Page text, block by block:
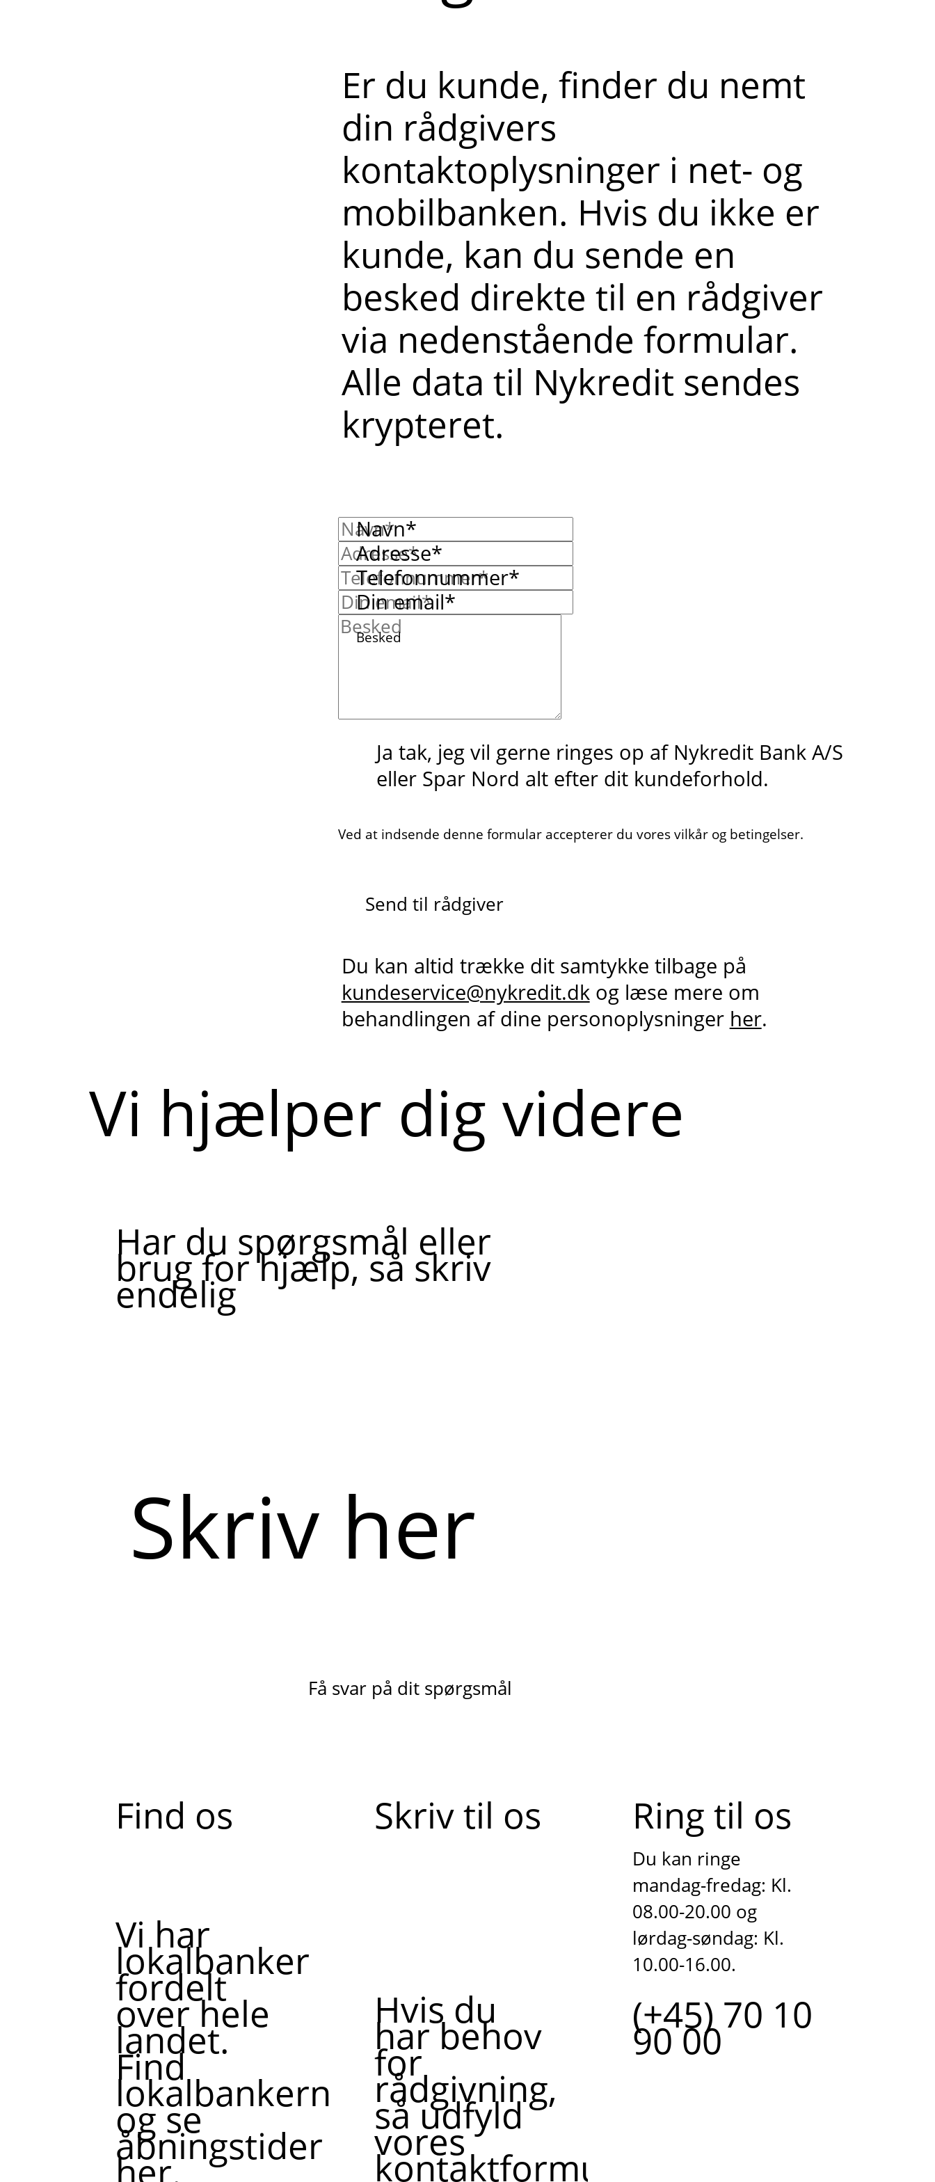
Er du kunde, finder du nemt
din rådgivers
kontaktoplysninger i net- og
mobilbanken. Hvis du ikke er
kunde, kan du sende en
besked direkte til en rådgiver
via nedenstående formular.
Alle data til Nykredit sendes
krypteret.
Navn*
Adresse*
Telefonnummer*
Din email*
Besked
Ja tak, jeg vil gerne ringes op af Nykredit Bank A/S
eller Spar Nord alt efter dit kundeforhold.
Ved at indsende denne formular accepterer du vores vilkår og betingelser.
Send til rådgiver
Du kan altid trække dit samtykke tilbage på
kundeservice@nykredit.dkog læse mere om
behandlingen af dine personoplysninger her.
Vi hjælper dig videre
Har du spørgsmål eller
brug for hjælp, så skriv
endelig
Få svar på dit spørgsmål
Find os
Vi har
lokalbanker
fordelt
over hele
landet.
Find
lokalbankerne,
og se
åbningstider
her.
Skriv til os
Hvis du
har behov
for
rådgivning,
så udfyld
vores
kontaktformular.
Ring til os
Du kan ringe
mandag-fredag: Kl.
08.00-20.00 og
lørdag-søndag: Kl.
10.00-16.00.
(+45) 70 10
90 00